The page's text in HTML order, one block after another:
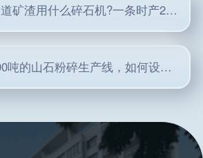
加工隧道矿渣用什么碎石机?一条时产200吨生产线多少钱？
时产200吨的山石粉碎生产线，如何设计能既出石子又制砂？